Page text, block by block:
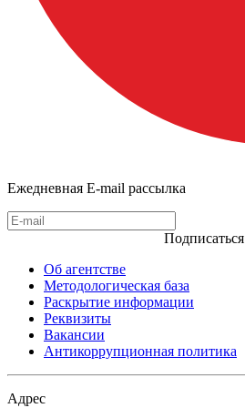
Ежедневная E-mail рассылка
Подписаться
Об агентстве
Методологическая база
Раскрытие информации
Реквизиты
Вакансии
Антикоррупционная политика
Адрес